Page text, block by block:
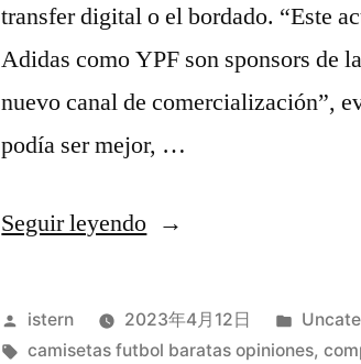
transfer digital o el bordado. “Este
Adidas como YPF son sponsors de
nuevo canal de comercialización”,
podía ser mejor, …
Seguir leyendo«replicas
jersey
futbol»
Publicado
por
istern 2023年4月12日
en
Etiquetas:
camisetas futbol baratas opiniones,